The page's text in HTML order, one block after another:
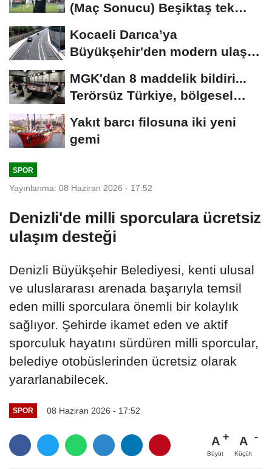
(Maç Sonucu) Beşiktaş tek
Kocaeli Darıca’ya
Büyükşehir'den modern ulaşım
MGK'dan 8 maddelik bildiri...
Terörsüz Türkiye, bölgesel
Yakıt barcı filosuna iki yeni
gemi
SPOR
Yayınlanma: 08 Haziran 2026 - 17:52
Denizli'de milli sporculara ücretsiz
ulaşım desteği
Denizli Büyükşehir Belediyesi, kenti ulusal
ve uluslararası arenada başarıyla temsil
eden milli sporculara önemli bir kolaylık
sağlıyor. Şehirde ikamet eden ve aktif
sporculuk hayatını sürdüren milli sporcular,
belediye otobüslerinden ücretsiz olarak
yararlanabilecek.
SPOR 08 Haziran 2026 - 17:52
A
Büyüt
A
Küçült